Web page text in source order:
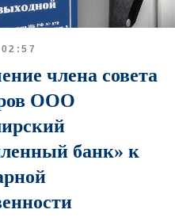
члена совета
ООО
банк» к